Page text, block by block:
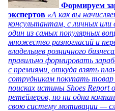
Формируем
экспертов «А как вы
консультантам, с личных
один из самых популярных
множество разногласий и
владельцев розничного
правильно формировать
с премиями, откуда взять
сотрудникам покупать товар
поисках истины Shoes Report
ретейлеров, но ни одна
свою систему мотивации —